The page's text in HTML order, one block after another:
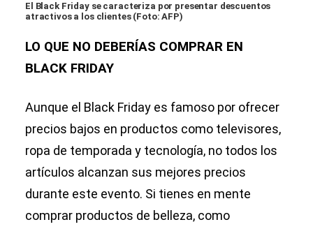
El Black Friday se caracteriza por presentar descuentos
atractivos a los clientes (Foto: AFP)
LO QUE NO DEBERÍAS COMPRAR EN
BLACK FRIDAY
Aunque el Black Friday es famoso por ofrecer
precios bajos en productos como televisores,
ropa de temporada y tecnología, no todos los
artículos alcanzan sus mejores precios
durante este evento. Si tienes en mente
comprar productos de belleza, como